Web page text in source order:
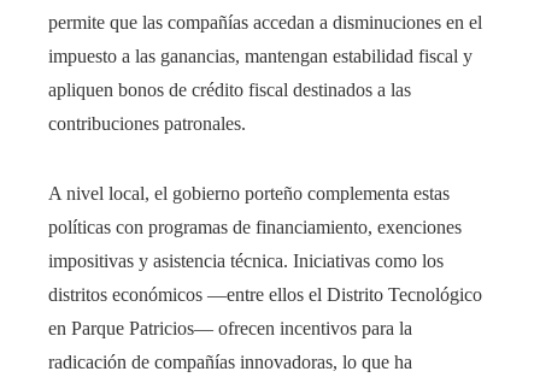
permite que las compañías accedan a disminuciones en el
impuesto a las ganancias, mantengan estabilidad fiscal y
apliquen bonos de crédito fiscal destinados a las
contribuciones patronales.
A nivel local, el gobierno porteño complementa estas
políticas con programas de financiamiento, exenciones
impositivas y asistencia técnica. Iniciativas como los
distritos económicos —entre ellos el Distrito Tecnológico
en Parque Patricios— ofrecen incentivos para la
radicación de compañías innovadoras, lo que ha